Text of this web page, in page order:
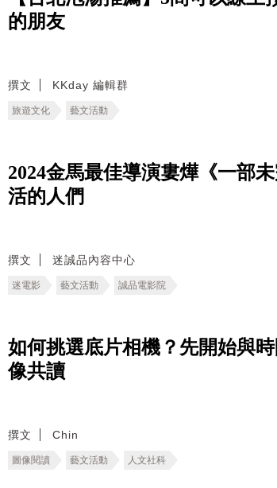
的朋友
撰文 KKday 編輯群
旅遊文化 藝文活動
2024金馬最佳導演婁燁《一部
活的人們
撰文 迷誠品內容中心
迷電影 藝文活動 誠品電影院
如何挑選底片相機？先開始與
像共讀
撰文 Chin
圖像閱讀 藝文活動 人文社科